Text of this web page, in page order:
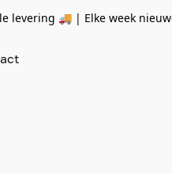
levering 🚚 | Elke week